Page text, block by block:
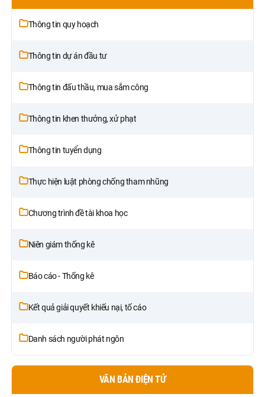
Thông tin quy hoạch
Thông tin dự án đầu tư
Thông tin đấu thầu, mua sắm công
Thông tin khen thưởng, xử phạt
Thông tin tuyển dụng
Thực hiện luật phòng chống tham nhũng
Chương trình đề tài khoa học
Niên giám thống kê
Báo cáo - Thống kê
Kết quả giải quyết khiếu nại, tố cáo
Danh sách người phát ngôn
VĂN BẢN ĐIỆN TỬ